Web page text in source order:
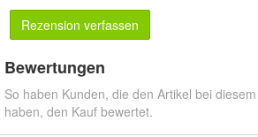
Rezension verfassen
Bewertungen
So haben Kunden, die den Artikel bei
haben, den Kauf bewertet.